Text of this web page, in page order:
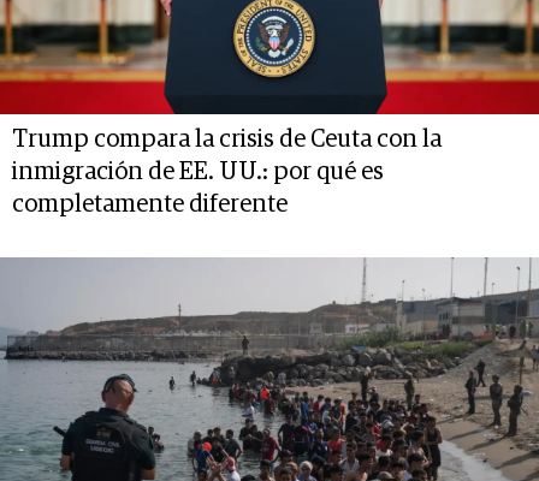
Trump compara la crisis de Ceuta con la
inmigración de EE. UU.: por qué es
completamente diferente